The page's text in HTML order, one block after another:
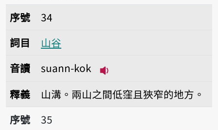
序號34山谷
序號
34
詞目
山谷
音讀
suann-kok
釋義
山溝。兩山之間低窪且狹窄的地方。
序號35山內
序號
35